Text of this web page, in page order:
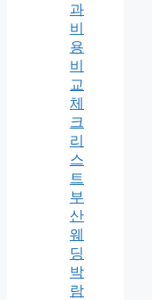
과
비
용
비
교
체
크
리
스
트
부
산
웨
딩
박
람